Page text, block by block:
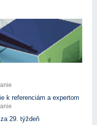
k referenciám a expertom
29. týždeň